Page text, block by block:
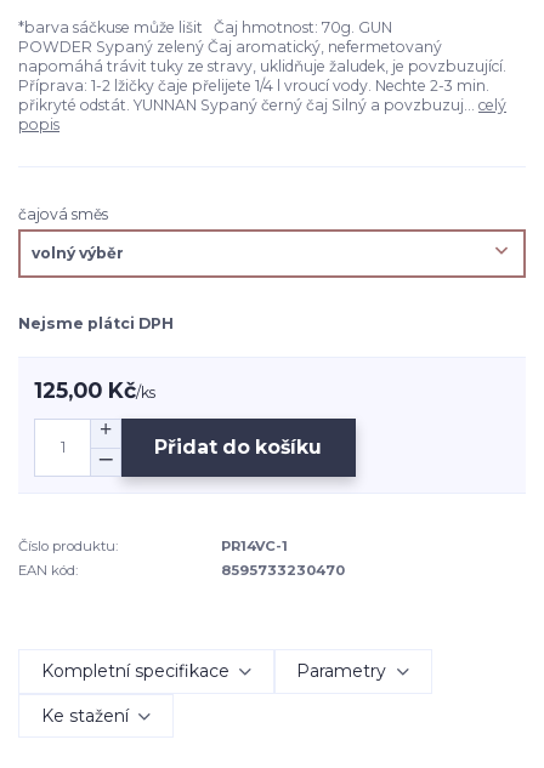
*barva sáčkuse může lišit Čaj hmotnost: 70g. GUN
POWDER Sypaný zelený Čaj aromatický, nefermetovaný
napomáhá trávit tuky ze stravy, uklidňuje žaludek, je povzbuzující.
Příprava: 1-2 lžičky čaje přelijete 1/4 l vroucí vody. Nechte 2-3 min.
přikryté odstát. YUNNAN Sypaný černý čaj Silný a povzbuzuj... celý
popis
čajová směs
Nejsme plátci DPH
125,00 Kč/ks
Přidat do košíku
Číslo produktu:
PR14VC-1
EAN kód:
8595733230470
Kompletní specifikace Parametry
Ke stažení